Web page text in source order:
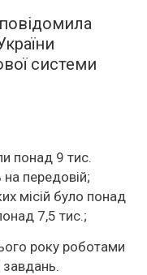
системи
понад 9 тис.
на передовій;
місій було понад
7,5 тис.;
року роботами